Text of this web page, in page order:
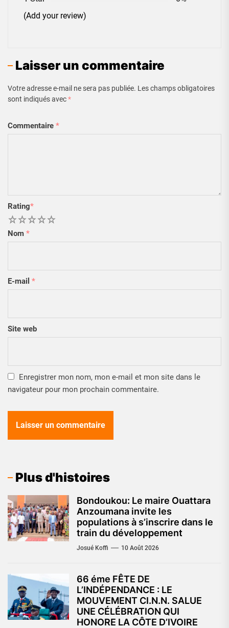
(Add your review)
Laisser un commentaire
Votre adresse e-mail ne sera pas publiée. Les champs obligatoires
sont indiqués avec*
Commentaire *
Rating*
5
4
3
2
Nom *
E-mail *
Site web
Enregistrer mon nom, mon e-mail et mon site dans le
navigateur pour mon prochain commentaire.
Plus d'histoires
Bondoukou: Le maire Ouattara
Anzoumana invite les
populations à s’inscrire dans le
train du développement
Josué Koffi 10 Août 2026
66 éme FÊTE DE
L’INDÉPENDANCE : LE
MOUVEMENT CI.N.N. SALUE
UNE CÉLÉBRATION QUI
HONORE LA CÔTE D’IVOIRE